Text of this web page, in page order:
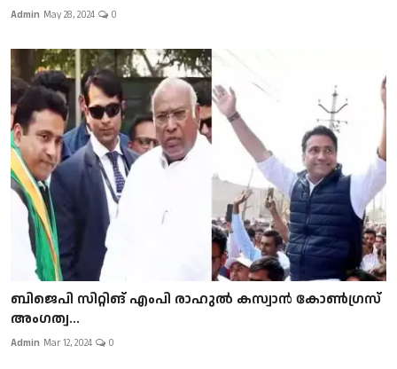
Admin May 28, 2024 0
ബിജെപി സിറ്റിങ് എംപി രാഹുല്‍ കസ്വാന്‍ കോണ്‍ഗ്രസ്
അംഗത്വ...
Admin Mar 12, 2024 0